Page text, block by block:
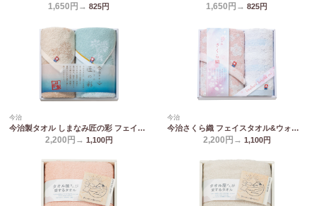
1,650円→ 825円 1,650円→ 825円
今治
今治製タオル しまなみ匠の彩 フェイスタオル&ウォッシュタオル IMM-024
2,200円→ 1,100円
今治
今治さくら織 フェイスタオル&ウォッシュタオル MS-201
2,200円→ 1,100円